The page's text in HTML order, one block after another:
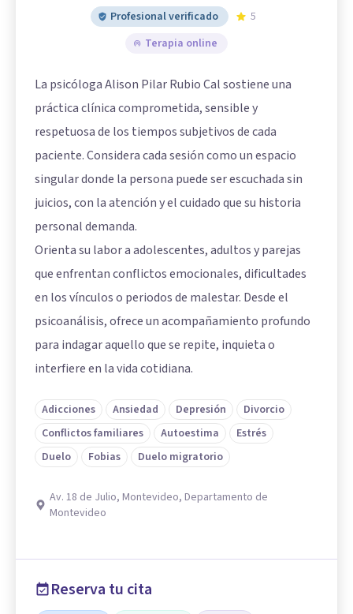
Profesional verificado
5
Terapia online
La psicóloga Alison Pilar Rubio Cal sostiene una
práctica clínica comprometida, sensible y
respetuosa de los tiempos subjetivos de cada
paciente. Considera cada sesión como un espacio
singular donde la persona puede ser escuchada sin
juicios, con la atención y el cuidado que su historia
personal demanda.
Orienta su labor a adolescentes, adultos y parejas
que enfrentan conflictos emocionales, dificultades
en los vínculos o periodos de malestar. Desde el
psicoanálisis, ofrece un acompañamiento profundo
para indagar aquello que se repite, inquieta o
interfiere en la vida cotidiana.
Adicciones Ansiedad Depresión
Divorcio
Conflictos familiares
Autoestima
Estrés
Duelo
Fobias Duelo migratorio
Av. 18 de Julio, Montevideo, Departamento de
Montevideo
Reserva tu cita